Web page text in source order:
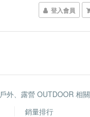
登入會員
戶外、露營 OUTDOOR 相關
銷量排行